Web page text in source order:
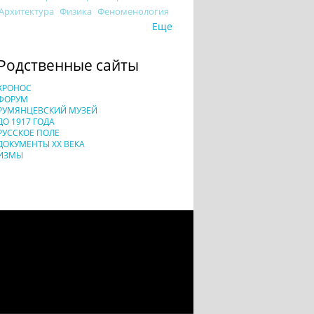
Физика Феноменология
Еще
сайты
МУЗЕЙ
1917 ГОДА
ПОЛЕ
XX ВЕКА